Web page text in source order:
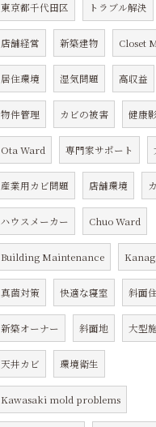
東京都千代田区 トラブル解決
店舗経営 新築建物 Closet
居住環境 湿気問題 高収益
物件管理 カビの被害 健康
Ota Ward 専門家サポート
産業用カビ問題 店舗環境
ハウスメーカー Chuo Ward
Building Maintenance
真菌対策 快適な寝室 斜面
新築オーナー 斜面地 大型
天井カビ 環境衛生
Kawasaki mold problems